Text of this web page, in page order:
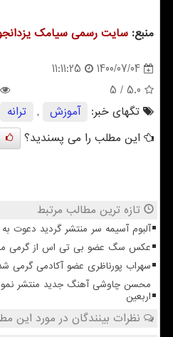
منبع: سایت رسمی سیامك
1400/07/04
11:11:25
5.0
/ 5
تگهای خبر:
آموزش , ترانه
این مطلب را می پسندید؟
تازه ترین مطالب مرتبط
آلبوم آسیمه سر منتشر گردید دعوت
عکس سگ عضو بی تی اس از گرمی
سهراب پورناظری عضو آکادمی گرمی
محسن چاوشی آهنگ جدید منتشر نمود
اربعین
نظرات بینندگان در مورد این